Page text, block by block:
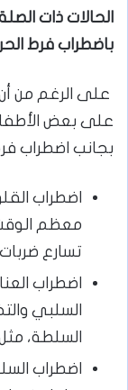
الحالات ذات
باضطراب فرط
على الرغم من
على بعض
بجانب اضطراب
اضطراب
معظم
تسارع
السلبي
السلطة،
اضطراب